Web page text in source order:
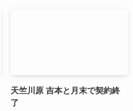
天竺川原 吉本と月末で契約終
了